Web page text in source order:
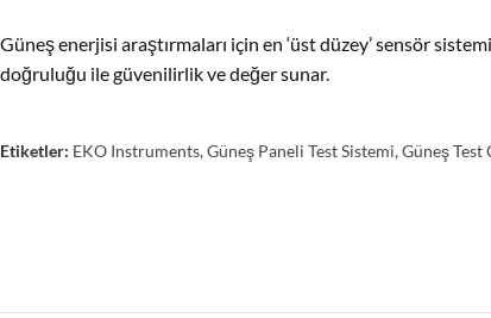
Güneş enerjisi araştırmaları için en ‘üst düzey’ sensör
doğruluğu ile güvenilirlik ve değer sunar.
Etiketler: EKO Instruments,Güneş Paneli Test Sistemi,Güneş Test